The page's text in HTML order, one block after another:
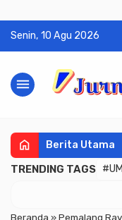
Senin, 10 Agu 2026
menu
home Berita Utama
TRENDING TAGS
Beranda »Pemalang